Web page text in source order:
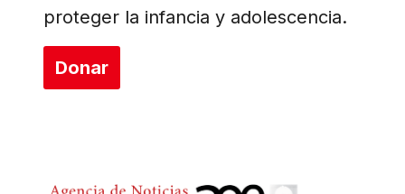
proteger la infancia y adolescencia.
Donar